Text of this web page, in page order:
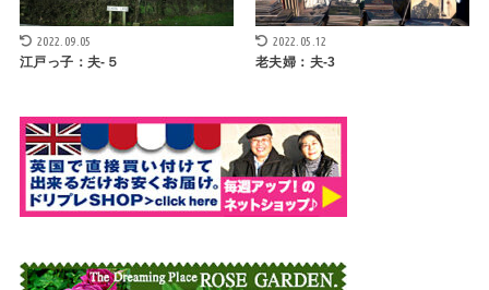
2022.09.05
江戸っ子：夫-５
2022.05.12
老夫婦：夫-3